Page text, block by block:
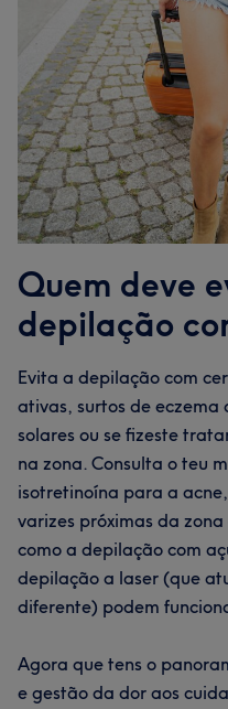
Quem deve
depilação
Evita a depilação com
ativas, surtos de eczema
solares ou se fizeste
na zona. Consulta o teu
isotretinoína para a
varizes próximas da
como a depilação com
depilação a laser (que
diferente) podem
Agora que tens o
e gestão da dor aos